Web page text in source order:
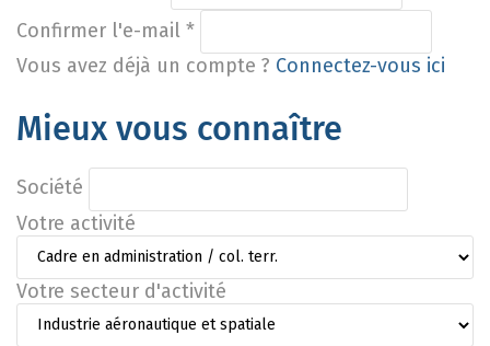
Confirmer l'e-mail *
Vous avez déjà un compte ? Connectez-vous ici
Mieux vous connaître
Société
Votre activité
Votre secteur d'activité